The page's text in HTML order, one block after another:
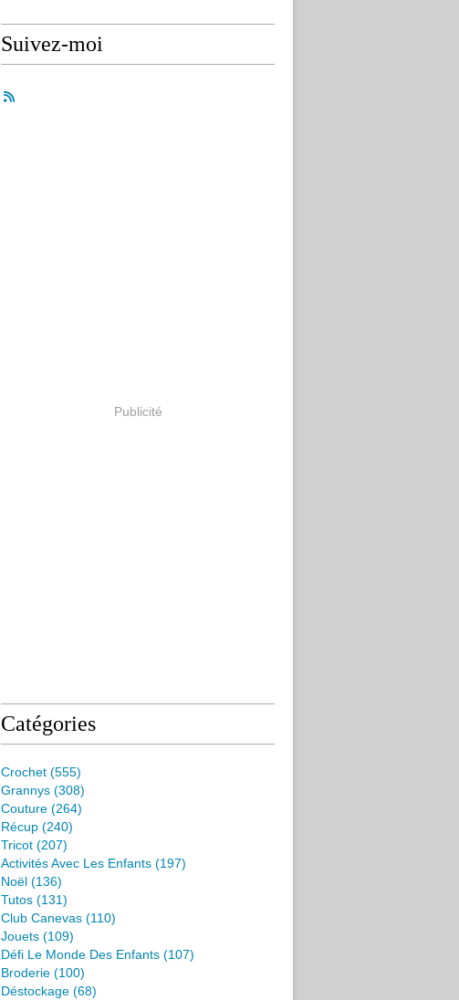
Suivez-moi
Publicité
Catégories
Crochet (555)
Grannys (308)
Couture (264)
Récup (240)
Tricot (207)
Activités Avec Les Enfants (197)
Noël (136)
Tutos (131)
Club Canevas (110)
Jouets (109)
Défi Le Monde Des Enfants (107)
Broderie (100)
Déstockage (68)